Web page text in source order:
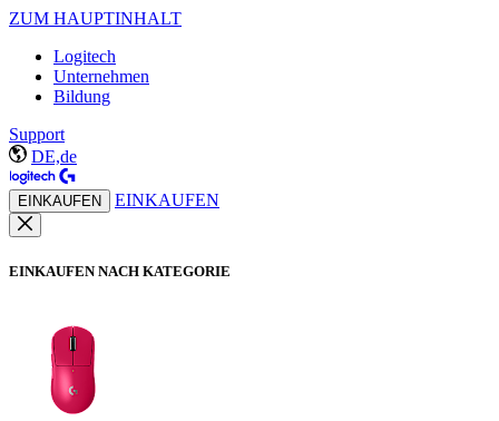
ZUM HAUPTINHALT
Logitech
Unternehmen
Bildung
Support
DE,de
EINKAUFEN EINKAUFEN
EINKAUFEN NACH KATEGORIE